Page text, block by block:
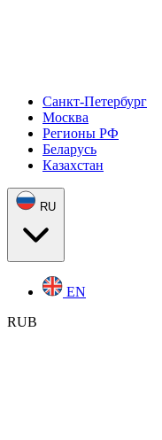
Санкт-Петербург
Москва
Регионы РФ
Беларусь
Казахстан
RU
EN
RUB